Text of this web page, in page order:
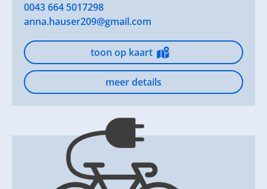
0043 664 5017298
anna.hauser209@gmail.com
toon op kaart
meer details